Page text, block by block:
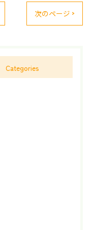
次のページ >
Categories